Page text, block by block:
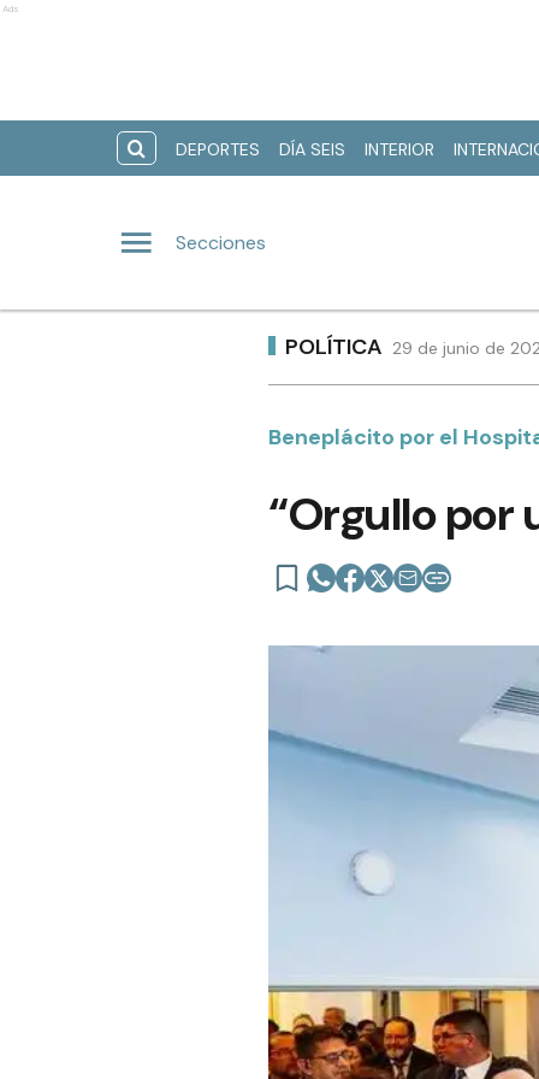
Ads
DEPORTES DÍA SEIS INTERIOR
Secciones
POLÍTICA 29 de junio de
Beneplácito por el
“Orgullo por